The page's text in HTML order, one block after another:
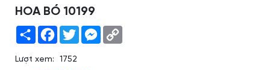
HOA BÓ 10199
Share Facebook
TwitterMessenger
Lượt xem:
1752